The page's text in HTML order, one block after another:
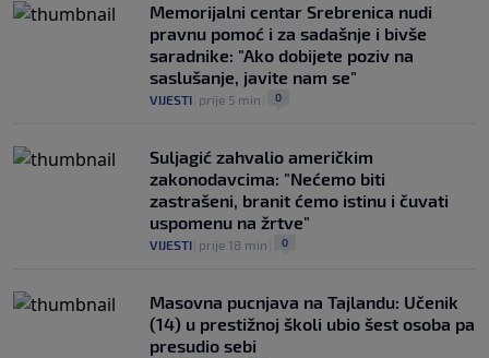
Memorijalni centar Srebrenica nudi
pravnu pomoć i za sadašnje i bivše
saradnike: "Ako dobijete poziv na
saslušanje, javite nam se"
VIJESTI prije 5 min 0
Suljagić zahvalio američkim
zakonodavcima: "Nećemo biti
zastrašeni, branit ćemo istinu i čuvati
uspomenu na žrtve"
VIJESTI prije 18 min 0
Masovna pucnjava na Tajlandu: Učenik
(14) u prestižnoj školi ubio šest osoba pa
presudio sebi